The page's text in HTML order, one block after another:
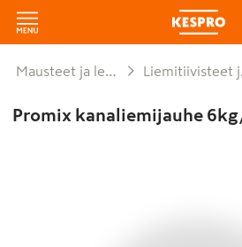
Mausteet ja leivonta Liemitiivisteet ja fondit
Promix kanaliemijauhe